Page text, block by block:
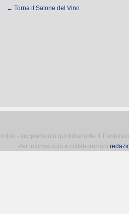
← Torna il Salone del Vino
line - supplemento quotidiano de Il
Per informazioni e collaborazioni